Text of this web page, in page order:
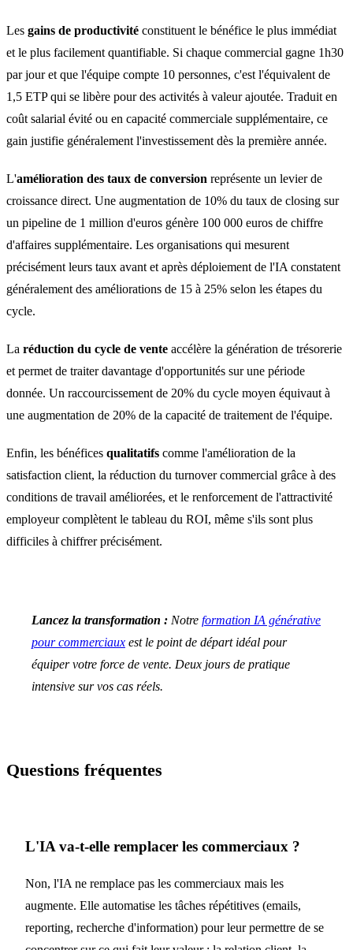
Les gains de productivité constituent le bénéfice le plus immédiat
et le plus facilement quantifiable. Si chaque commercial gagne 1h30
par jour et que l'équipe compte 10 personnes, c'est l'équivalent de
1,5 ETP qui se libère pour des activités à valeur ajoutée. Traduit en
coût salarial évité ou en capacité commerciale supplémentaire, ce
gain justifie généralement l'investissement dès la première année.
L'amélioration des taux de conversion représente un levier de
croissance direct. Une augmentation de 10% du taux de closing sur
un pipeline de 1 million d'euros génère 100 000 euros de chiffre
d'affaires supplémentaire. Les organisations qui mesurent
précisément leurs taux avant et après déploiement de l'IA constatent
généralement des améliorations de 15 à 25% selon les étapes du
cycle.
La réduction du cycle de vente accélère la génération de trésorerie
et permet de traiter davantage d'opportunités sur une période
donnée. Un raccourcissement de 20% du cycle moyen équivaut à
une augmentation de 20% de la capacité de traitement de l'équipe.
Enfin, les bénéfices qualitatifs comme l'amélioration de la
satisfaction client, la réduction du turnover commercial grâce à des
conditions de travail améliorées, et le renforcement de l'attractivité
employeur complètent le tableau du ROI, même s'ils sont plus
difficiles à chiffrer précisément.
Lancez la transformation : Notre formation IA générative
pour commerciaux est le point de départ idéal pour
équiper votre force de vente. Deux jours de pratique
intensive sur vos cas réels.
Questions fréquentes
L'IA va-t-elle remplacer les commerciaux ?
Non, l'IA ne remplace pas les commerciaux mais les
augmente. Elle automatise les tâches répétitives (emails,
reporting, recherche d'information) pour leur permettre de se